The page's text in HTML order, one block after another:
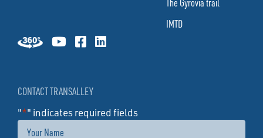
IMTD
CONTACT TRANSALLEY
"*" indicates required fields
Name